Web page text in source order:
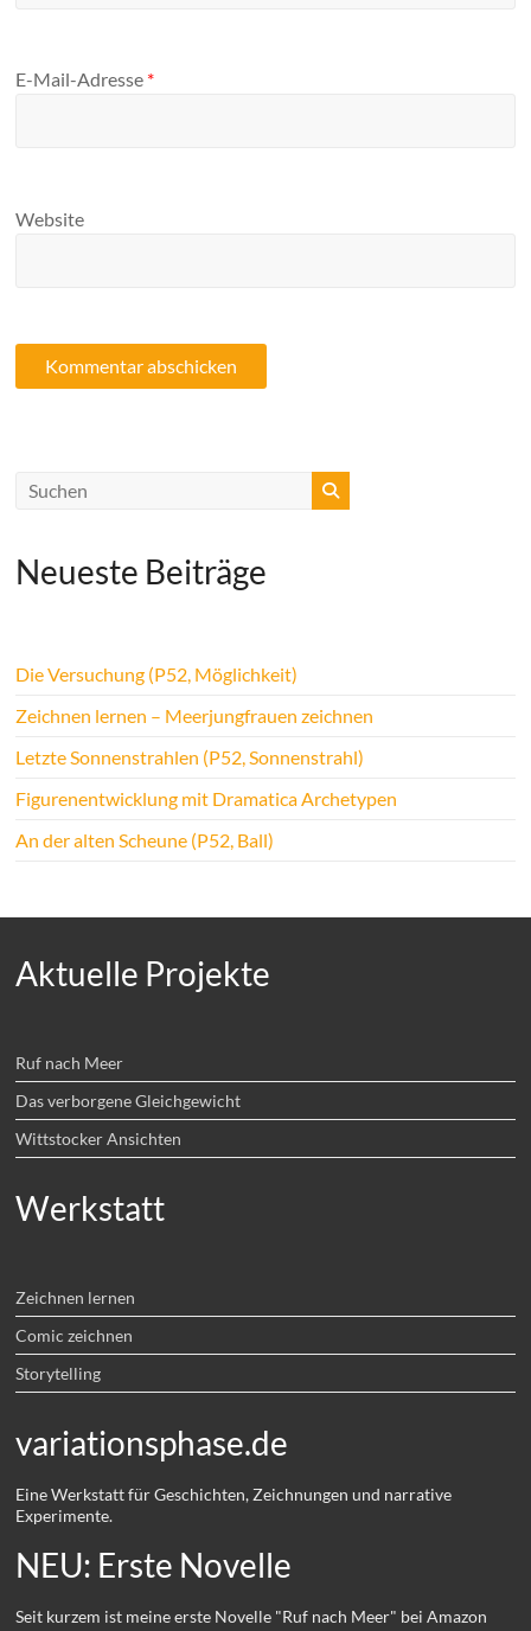
E-Mail-Adresse *
Website
Neueste Beiträge
Die Versuchung (P52, Möglichkeit)
Zeichnen lernen – Meerjungfrauen zeichnen
Letzte Sonnenstrahlen (P52, Sonnenstrahl)
Figurenentwicklung mit Dramatica Archetypen
An der alten Scheune (P52, Ball)
Aktuelle Projekte
Ruf nach Meer
Das verborgene Gleichgewicht
Wittstocker Ansichten
Werkstatt
Zeichnen lernen
Comic zeichnen
Storytelling
variationsphase.de
Eine Werkstatt für Geschichten, Zeichnungen und narrative
Experimente.
NEU: Erste Novelle
Seit kurzem ist meine erste Novelle "Ruf nach Meer" bei Amazon